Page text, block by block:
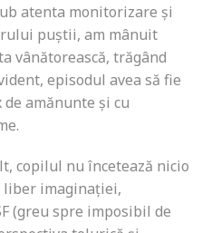
atenta monitorizare și
puștii, am mânuit
vânătorească, trăgând
episodul avea să fie
amănunte și cu
copilul nu încetează nicio
liber imaginației,
(greu spre imposibil de